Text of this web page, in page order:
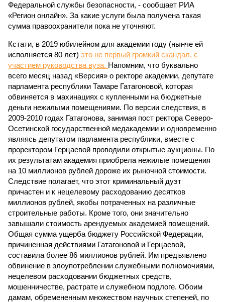
Федеральной службы безопасности, - сообщает РИА
«Регион онлайн». За какие услуги была получена такая
сумма правоохранители пока не уточняют.
Кстати, в 2019 юбилейном для академии году (нынче ей
исполняется 80 лет) это не первый громкий скандал, с
участием руководства вуза. Напомним, что буквально
всего месяц назад «Версия» о ректоре академии, депутате
парламента республики Тамаре Гатагоновой, которая
обвиняется в махинациях с купленными на бюджетные
деньги нежилыми помещениями. По версии следствия, в
2009-2010 годах Гатагонова, занимая пост ректора Северо-
Осетинской государственной медакадемии и одновременно
являясь депутатом парламента республики, вместе с
проректором Герцаевой проводили открытые аукционы. По
их результатам академия приобрела нежилые помещения
на 10 миллионов рублей дороже их рыночной стоимости.
Следствие полагает, что этот криминальный дуэт
причастен и к нецелевому расходованию десятков
миллионов рублей, якобы потраченных на различные
строительные работы. Кроме того, они значительно
завышали стоимость арендуемых академией помещений.
Общая сумма ущерба бюджету Российской Федерации,
причиненная действиями Гатагоновой и Герцаевой,
составила более 86 миллионов рублей. Им предъявлено
обвинение в злоупотреблении служебными полномочиями,
нецелевом расходовании бюджетных средств,
мошенничестве, растрате и служебном подлоге. Обоим
дамам, обремененным множеством научных степеней, по